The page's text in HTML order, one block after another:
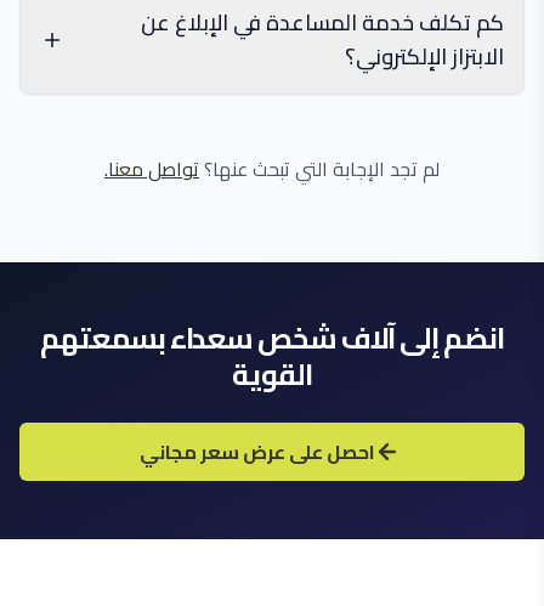
كم تكلف خدمة المساعدة في الإبلاغ عن
الابتزاز الإلكتروني؟
لم تجد الإجابة التي تبحث عنها؟تواصل معنا.
انضم إلى آلاف شخص سعداء بسمعتهم
القوية
احصل على عرض سعر مجاني